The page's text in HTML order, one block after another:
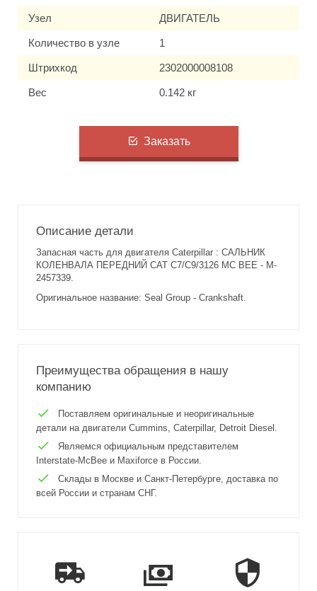
Узел ДВИГАТЕЛЬ
Количество в узле 1
Штрихкод 2302000008108
Вес 0.142 кг
Заказать
Описание детали
Запасная часть для двигателя Caterpillar : САЛЬНИК
КОЛЕНВАЛА ПЕРЕДНИЙ CAT C7/C9/3126 MC BEE - M-
2457339.
Оригинальное название: Seal Group - Crankshaft.
Преимущества обращения в нашу
компанию
Поставляем оригинальные и неоригинальные
детали на двигатели Cummins, Caterpillar, Detroit Diesel.
Являемся официальным представителем
Interstate-McBee и Maxiforce в России.
Склады в Москве и Санкт-Петербурге, доставка по
всей России и странам СНГ.